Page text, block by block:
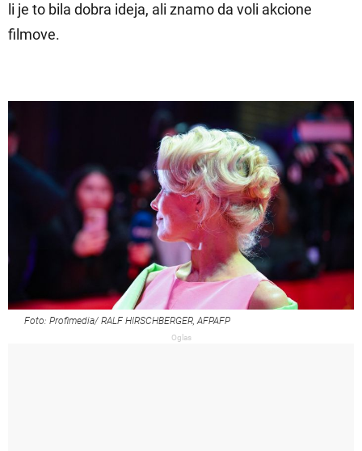
li je to bila dobra ideja, ali znamo da voli akcione
filmove.
Foto: Profimedia/ RALF HIRSCHBERGER, AFPAFP
Oglas